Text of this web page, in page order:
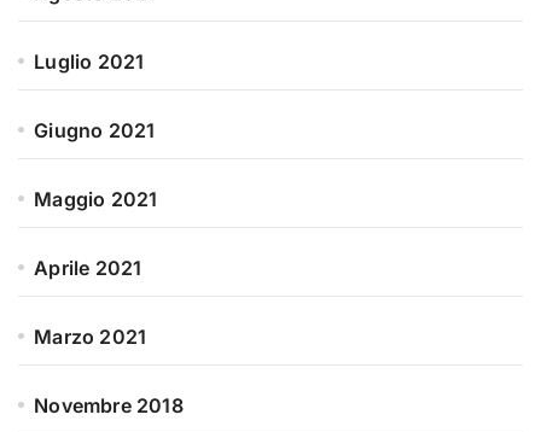
Luglio 2021
Giugno 2021
Maggio 2021
Aprile 2021
Marzo 2021
Novembre 2018